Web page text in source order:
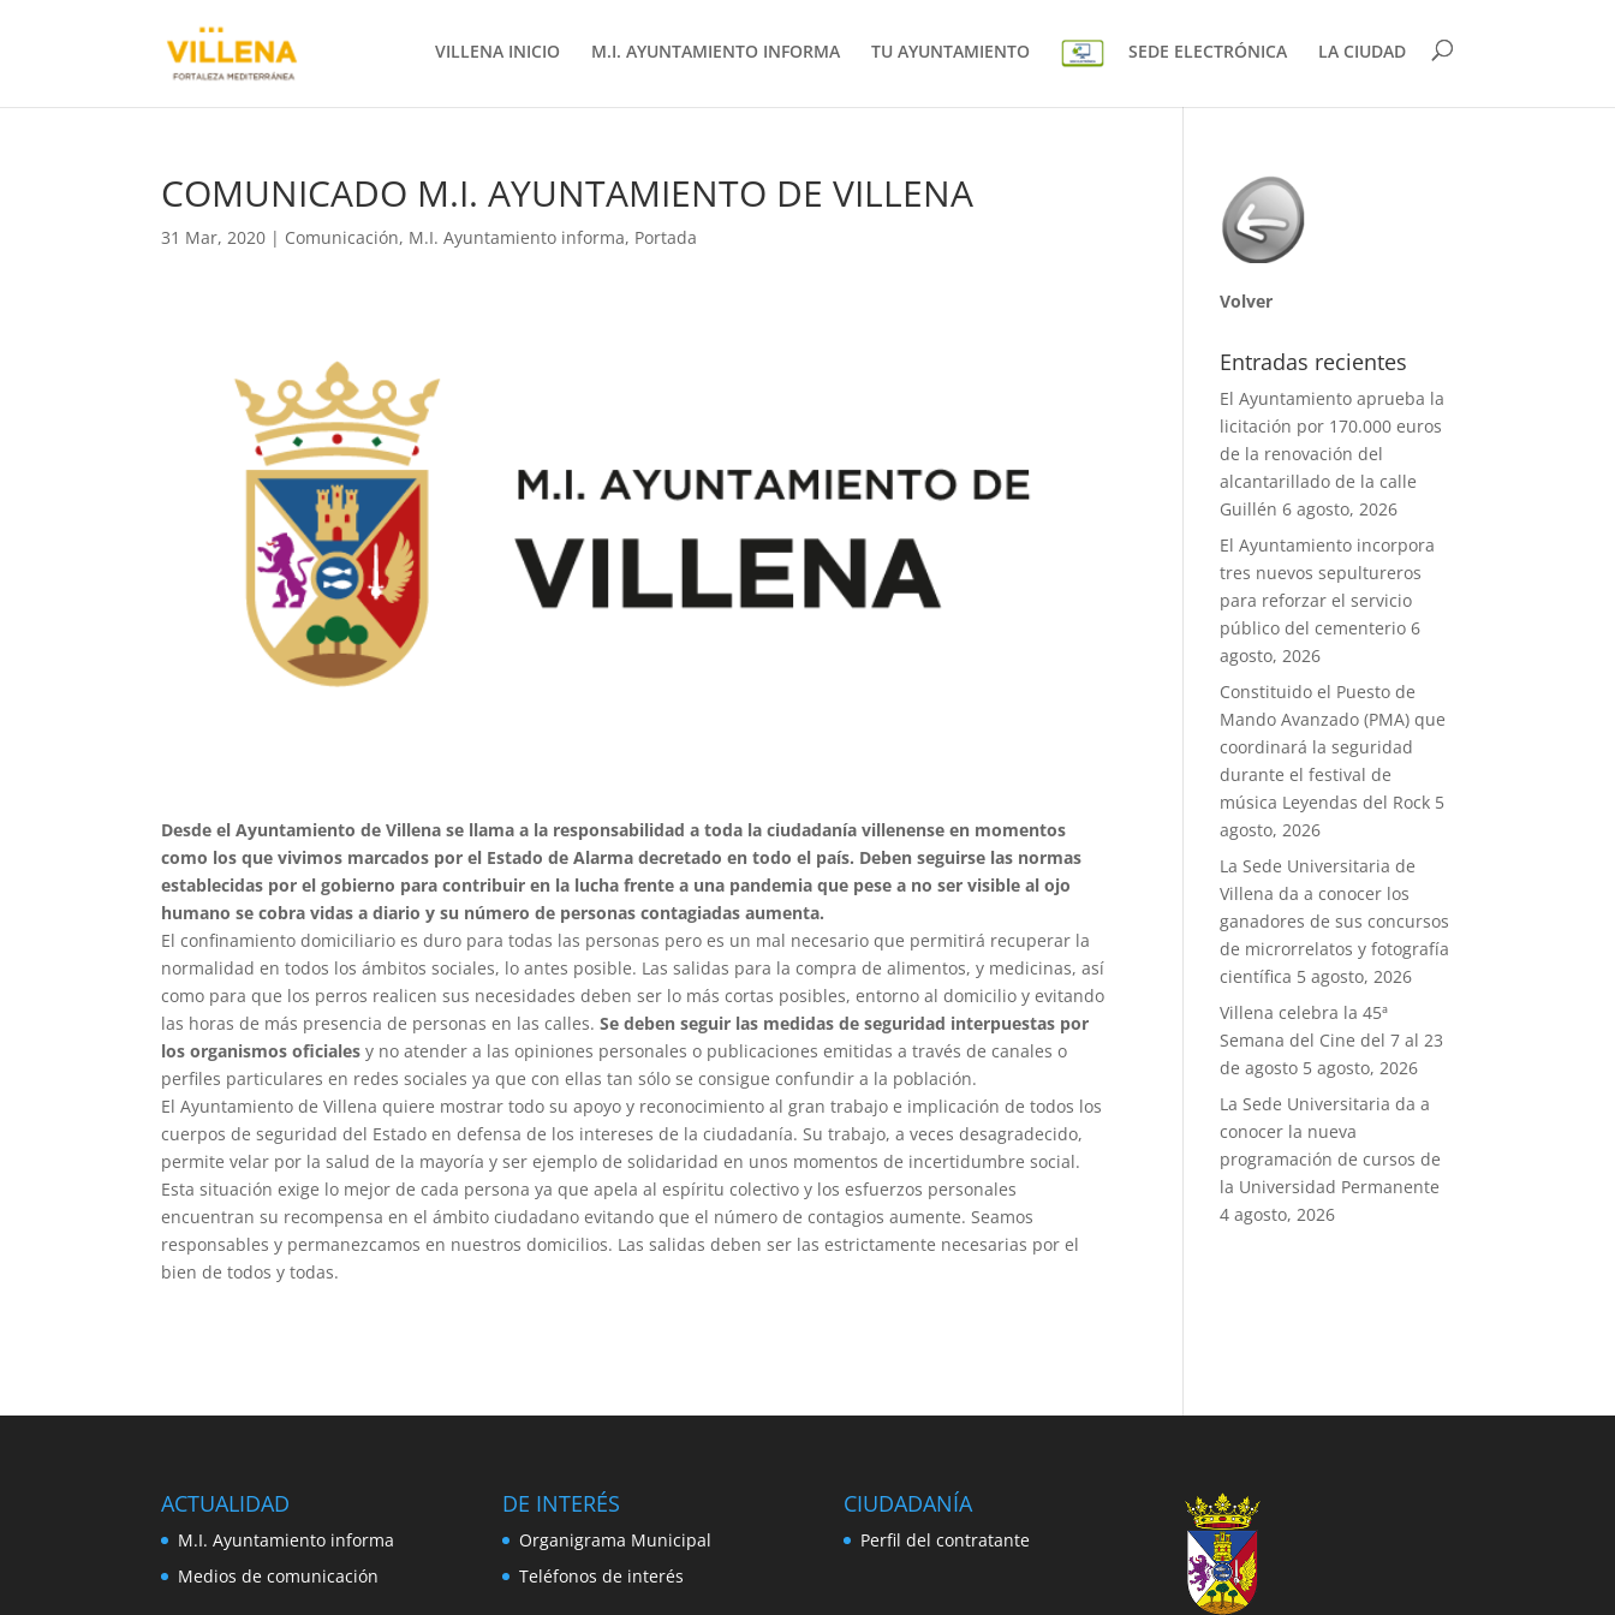
VILLENA INICIO M.I. AYUNTAMIENTO INFORMA TU AYUNTAMIENTO SEDE ELECTRÓNICA LA CIUDAD
COMUNICADO M.I. AYUNTAMIENTO DE VILLENA
31 Mar, 2020 | Comunicación, M.I. Ayuntamiento informa, Portada
Desde el Ayuntamiento de Villena se llama a la responsabilidad a toda la ciudadanía villenense en momentos
como los que vivimos marcados por el Estado de Alarma decretado en todo el país. Deben seguirse las normas
establecidas por el gobierno para contribuir en la lucha frente a una pandemia que pese a no ser visible al ojo
humano se cobra vidas a diario y su número de personas contagiadas aumenta.
El confinamiento domiciliario es duro para todas las personas pero es un mal necesario que permitirá recuperar la
normalidad en todos los ámbitos sociales, lo antes posible. Las salidas para la compra de alimentos, y medicinas, así
como para que los perros realicen sus necesidades deben ser lo más cortas posibles, entorno al domicilio y evitando
las horas de más presencia de personas en las calles.Se deben seguir las medidas de seguridad interpuestas por
los organismos oficiales y no atender a las opiniones personales o publicaciones emitidas a través de canales o
perfiles particulares en redes sociales ya que con ellas tan sólo se consigue confundir a la población.
El Ayuntamiento de Villena quiere mostrar todo su apoyo y reconocimiento al gran trabajo e implicación de todos los
cuerpos de seguridad del Estado en defensa de los intereses de la ciudadanía. Su trabajo, a veces desagradecido,
permite velar por la salud de la mayoría y ser ejemplo de solidaridad en unos momentos de incertidumbre social.
Esta situación exige lo mejor de cada persona ya que apela al espíritu colectivo y los esfuerzos personales
encuentran su recompensa en el ámbito ciudadano evitando que el número de contagios aumente. Seamos
responsables y permanezcamos en nuestros domicilios. Las salidas deben ser las estrictamente necesarias por el
bien de todos y todas.
Volver
Entradas recientes
El Ayuntamiento aprueba la
licitación por 170.000 euros
de la renovación del
alcantarillado de la calle
Guillén 6 agosto, 2026
El Ayuntamiento incorpora
tres nuevos sepultureros
para reforzar el servicio
público del cementerio 6
agosto, 2026
Constituido el Puesto de
Mando Avanzado (PMA) que
coordinará la seguridad
durante el festival de
música Leyendas del Rock 5
agosto, 2026
La Sede Universitaria de
Villena da a conocer los
ganadores de sus concursos
de microrrelatos y fotografía
científica 5 agosto, 2026
Villena celebra la 45ª
Semana del Cine del 7 al 23
de agosto 5 agosto, 2026
La Sede Universitaria da a
conocer la nueva
programación de cursos de
la Universidad Permanente
4 agosto, 2026
ACTUALIDAD
M.I. Ayuntamiento informa
Medios de comunicación
DE INTERÉS
Organigrama Municipal
Teléfonos de interés
CIUDADANÍA
Perfil del contratante